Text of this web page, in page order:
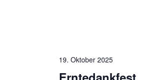
19. Oktober 2025